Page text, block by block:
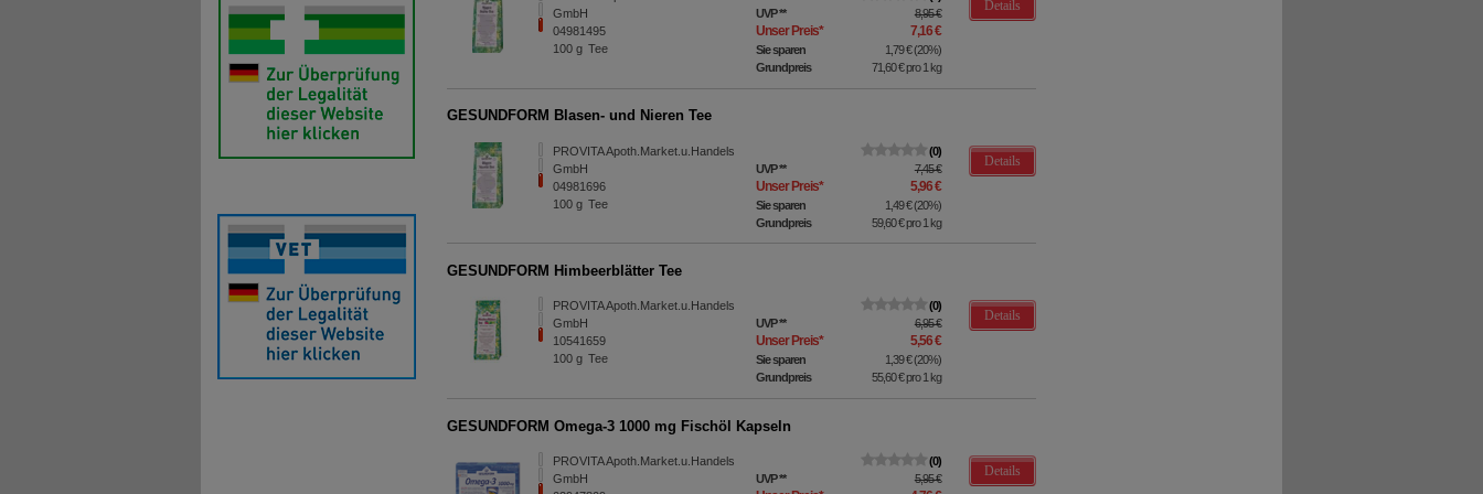
GmbH
04981495
100g Tee
UVP** 8,95 €
Unser Preis* 7,16 €
Sie sparen 1,79 €(20%)
Grundpreis
71,60 €pro 1 kg
Details
GESUNDFORM Blasen- und Nieren Tee
PROVITA Apoth.Market.u.Handels
GmbH
04981696
100g Tee
0
UVP** 7,45 €
Unser Preis* 5,96 €
Sie sparen 1,49 €(20%)
Grundpreis
59,60 €pro 1 kg
Details
GESUNDFORM Himbeerblätter Tee
PROVITA Apoth.Market.u.Handels
GmbH
10541659
100g Tee
0
UVP** 6,95 €
Unser Preis* 5,56 €
Sie sparen 1,39 €(20%)
Grundpreis
55,60 €pro 1 kg
Details
GESUNDFORM Omega-3 1000 mg Fischöl Kapseln
PROVITA Apoth.Market.u.Handels
GmbH
0
UVP** 5,95 €
Details